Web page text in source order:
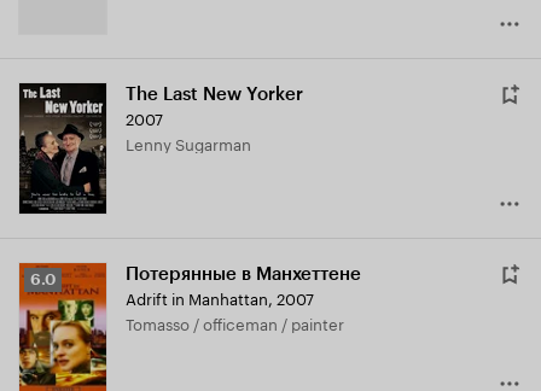
The Last New Yorker
2007
Lenny Sugarman
Рейтинг
Кинопоиска
6.0
6.0 Потерянные в Манхеттене
Adrift in Manhattan, 2007
Tomasso / officeman / painter